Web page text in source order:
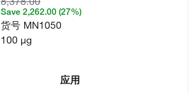
应用
Save 2,262.00 (27%)
货号 MN1050
100 µg